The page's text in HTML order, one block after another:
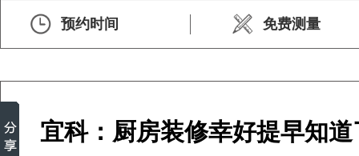
预约时间 免费测量
宜科：厨房装修幸好提早知